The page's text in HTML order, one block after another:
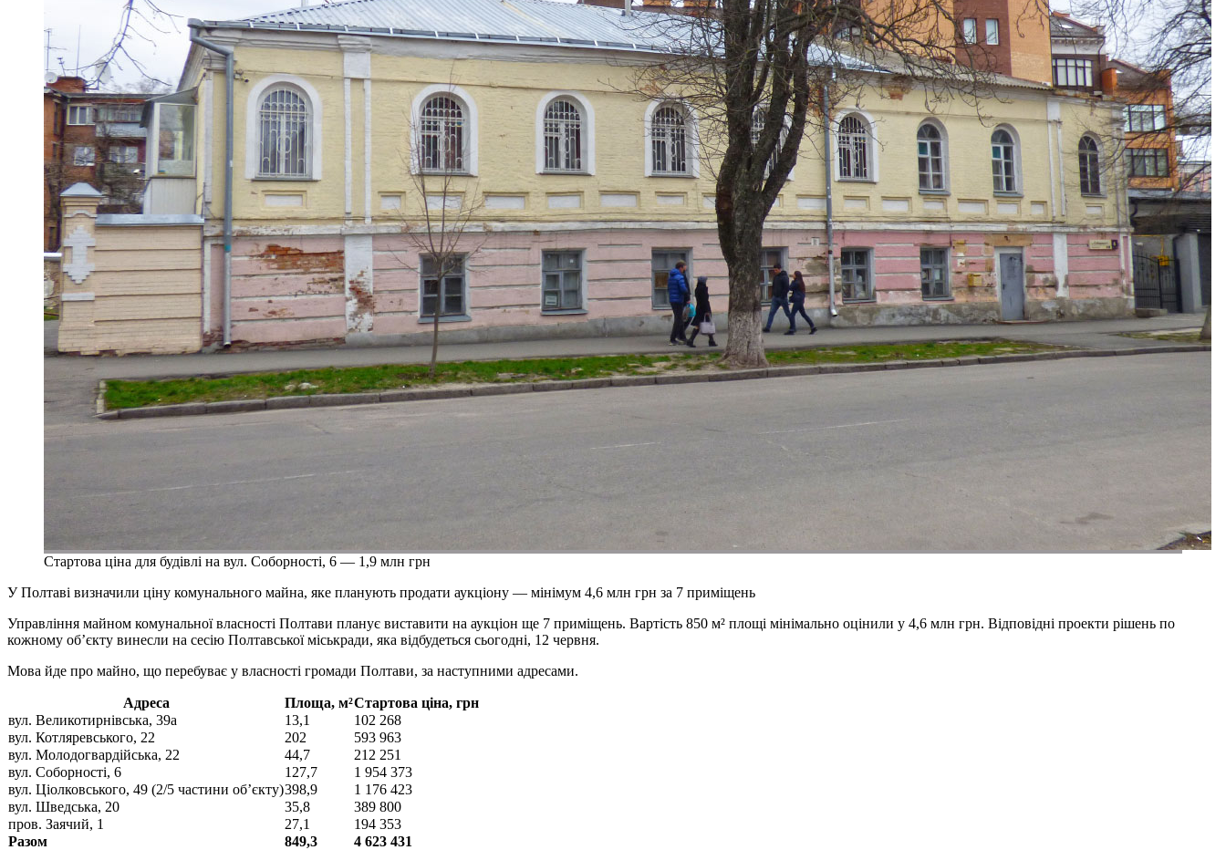
Стартова ціна для будівлі на вул. Соборності, 6 — 1,9 млн грн
У Полтаві визначили ціну комунального майна, яке планують продати аукціону — мінімум 4,6 млн грн за 7 приміщень
Управління майном комунальної власності Полтави планує виставити на аукціон ще 7 приміщень. Вартість 850 м² площі мінімально оцінили у 4,6 млн грн. Відповідні проекти рішень по
кожному об’єкту винесли на сесію Полтавської міськради, яка відбудеться сьогодні, 12 червня.
Мова йде про майно, що перебуває у власності громади Полтави, за наступними адресами.
Адреса Площа, м²Стартова ціна, грн
вул. Великотирнівська, 39а
13,1
102 268
вул. Котляревського, 22
202
593 963
вул. Молодогвардійська, 22
44,7
212 251
вул. Соборності, 6
127,7
1 954 373
вул. Ціолковського, 49 (2/5 частини об’єкту)398,9
1 176 423
вул. Шведська, 20
35,8
389 800
пров. Заячий, 1
27,1
194 353
Разом
849,3 4 623 431